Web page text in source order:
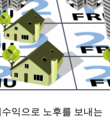
익으로 노후를 보내는